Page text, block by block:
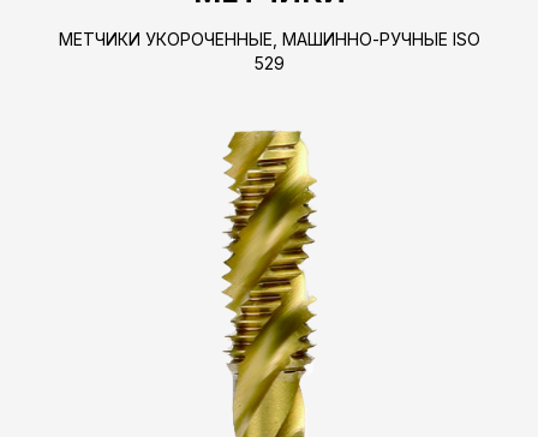
МЕТЧИКИ УКОРОЧЕННЫЕ, МАШИННО-РУЧНЫЕ ISO
529